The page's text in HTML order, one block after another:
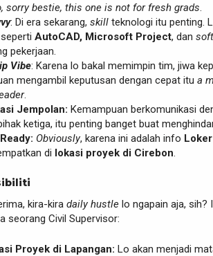
sorry bestie, this one is not for fresh grads
: Di era sekarang, skill teknologi itu penting.
seperti AutoCAD, Microsoft Project, dan
pekerjaan.
Vibe: Karena lo bakal memimpin tim, jiwa
mengambil keputusan dengan cepat itu a
.
Jempolan: Kemampuan berkomunikasi
ketiga, itu penting banget buat
Obviously, karena ini adalah info
di lokasi proyek di Cirebon
kira-kira daily hustle lo ngapain aja, sih?
seorang Civil Supervisor:
Proyek di Lapangan: Lo akan menjadi